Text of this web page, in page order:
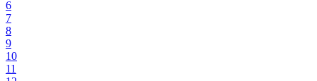
6
7
8
9
10
11